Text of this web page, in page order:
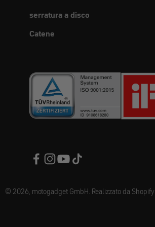
serratura a disco
Catene
© 2026, motogadget GmbH. Realizzato da Shopify